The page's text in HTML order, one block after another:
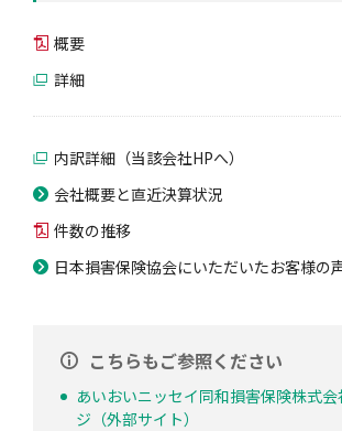
医療・介護保険
風水雪災等による損害を補償する損害保
採用情報
損害保険お役立ち情報
保険金の支払状況（第三分野）
アジャスター試験
交通事故医療研究助成
刊行物・報告書
最新情報
会員各社ニュースリリース
協会各地の活動
相談・通報等窓口トップ
自然災害損保契約のご照会
通報等窓口
English
概要
詳細
内訳詳細（当該会社HPへ）
会社概要と直近決算状況
件数の推移
日本損害保険協会にいただいたお客様の
こちらもご参照ください
あいおいニッセイ同和損害保険株式
ジ（外部サイト）